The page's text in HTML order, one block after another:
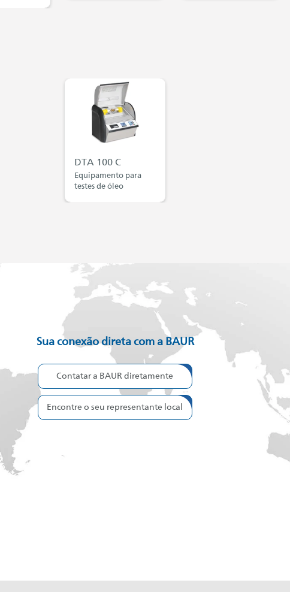
DTA 100 C
Equipamento para
testes de óleo
Sua conexão direta com a BAUR
Contatar a BAUR diretamente
Encontre o seu representante local